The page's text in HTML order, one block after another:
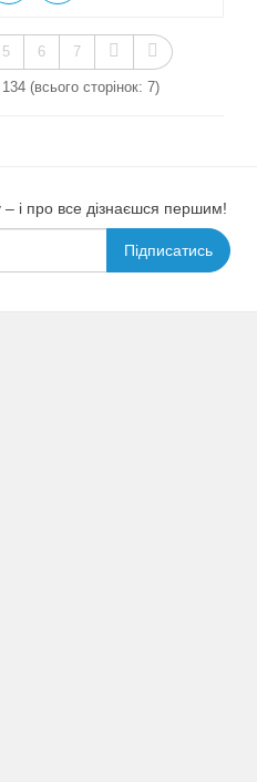
5 6 7
(всього сторінок: 7)
і про все дізнаєшся першим!
Підписатись